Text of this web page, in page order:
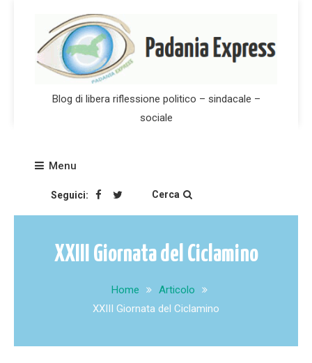
Blog di libera riflessione politico – sindacale –
sociale
Menu
Seguici: Cerca
XXIII Giornata del Ciclamino
Home
Articolo
XXIII Giornata del Ciclamino